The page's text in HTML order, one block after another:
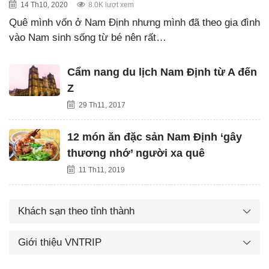
14 Th10, 2020 8.0K lượt xem
Quê mình vốn ở Nam Định nhưng mình đã theo gia đình
vào Nam sinh sống từ bé nên rất…
Cẩm nang du lịch Nam Định từ A đến
Z
29 Th11, 2017
12 món ăn đặc sản Nam Định ‘gây
thương nhớ’ người xa quê
11 Th11, 2019
Khách sạn theo tỉnh thành
Giới thiệu VNTRIP